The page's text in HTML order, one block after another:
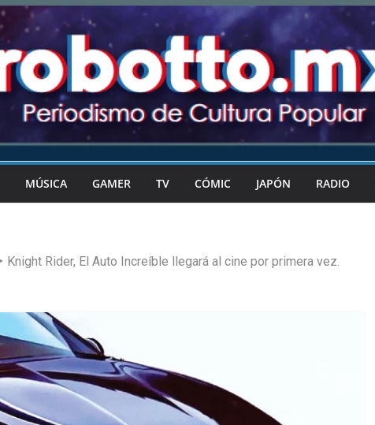
MÚSICA GAMER TV CÓMIC JAPÓN RADIO
Knight Rider, El Auto Increíble llegará al cine por primera vez.